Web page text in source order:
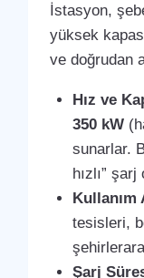
İstasyon,
yüksek
ve doğrudan
Hız ve
350 kW
sunarlar.
hızlı”
Kullanım
tesisleri,
Şarj